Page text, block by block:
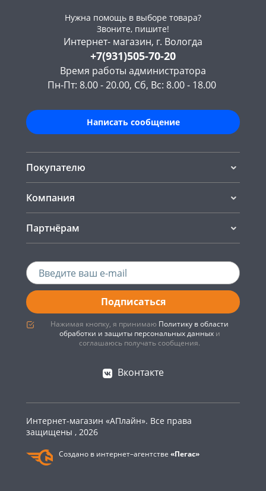
Нужна помощь в выборе товара?
Звоните, пишите!
Интернет- магазин, г. Вологда
+7(931)505-70-20
Время работы администратора
Пн-Пт: 8.00 - 20.00, Сб, Вс: 8.00 - 18.00
Написать сообщение
Покупателю
Компания
Партнёрам
Подписаться
Нажимая кнопку, я принимаю Политику в области
обработки и защиты персональных данныхи
соглашаюсь получать сообщения.
Вконтакте
Интернет-магазин «АПлайн». Все права
защищены , 2026
Создано в интернет–агентстве «Пегас»